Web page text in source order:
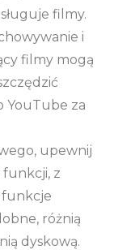
filmy.
i
filmy mogą
YouTube za
upewnij
funkcji, z
funkcje
różnią
dyskową.